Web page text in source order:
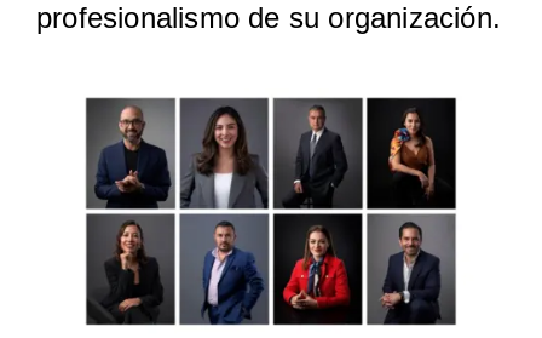
profesionalismo de su organización.